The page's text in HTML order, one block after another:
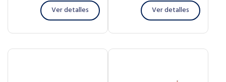
Ver detalles Ver detalles